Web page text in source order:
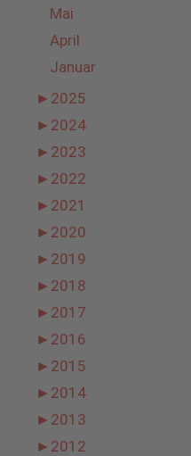
Mai
April
Januar
► 2025
► 2024
► 2023
► 2022
► 2021
► 2020
► 2019
► 2018
► 2017
► 2016
► 2015
► 2014
► 2013
► 2012